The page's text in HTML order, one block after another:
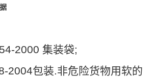
指标及数据
2000 集装袋;
包装.非危险货物用软的